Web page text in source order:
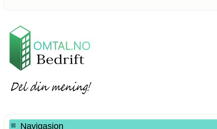
Navigasjon